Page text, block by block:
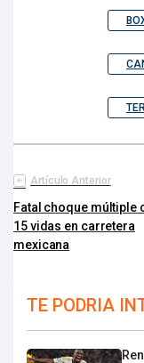
Artículo Anterior
Fatal choque múltiple
15 vidas en carretera
mexicana
TE PODRIA